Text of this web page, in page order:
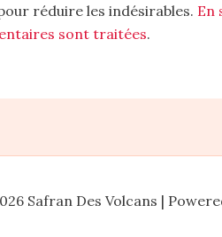
réduire les indésirables. En
sont traitées.
Safran Des Volcans |